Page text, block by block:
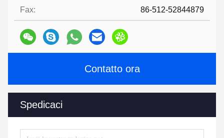
Fax: 86-512-52844879
Contatto ora
Spedicaci